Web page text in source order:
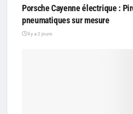
Porsche Cayenne électrique :
pneumatiques sur mesure
il y a 2 jours